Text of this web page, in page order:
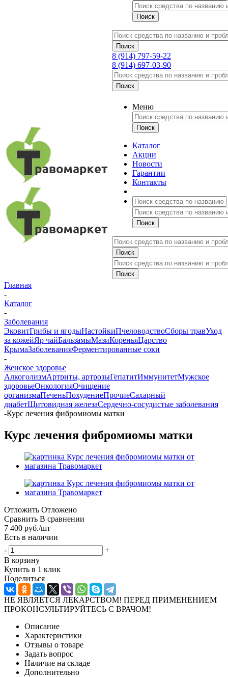
8 (914) 797-59-22
8 (914) 697-03-90
Меню
Каталог
Акции
Новости
Гарантии
Контакты
Главная
-
Каталог
-
Заболевания
ЭковитГрибы и ягодыНастойкиПчеловодствоСборы травУход
за кожейЯр чайБальзамыМазиКореньяЦарство
КрымаЗаболеванияФерментированные соки
-
Женское здоровье
АлкоголизмАртриты, артрозыГепатитИммунитетМужское
здоровьеОнкологияОчищение
организмаПеченьПохудениеПрочиеСахарный
диабетЩитовидная железаСердечно-сосудистые заболевания
-Курс лечения фибромиомы матки
Курс лечения фибромиомы матки
Отложить Отложено
Сравнить В сравнении
7 400 руб./шт
Есть в наличии
-
+
В корзину
Купить в 1 клик
Поделиться
НЕ ЯВЛЯЕТСЯ ЛЕКАРСТВОМ! ПЕРЕД ПРИМЕНЕНИЕМ
ПРОКОНСУЛЬТИРУЙТЕСЬ С ВРАЧОМ!
Описание
Характеристики
Отзывы о товаре
Задать вопрос
Наличие на складе
Дополнительно